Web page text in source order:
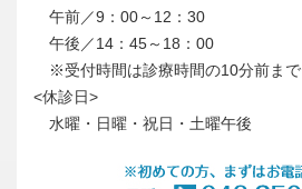
午前／9：00～12：30
午後／14：45～18：00
※受付時間は診療時間の10分前まで
<休診日>
水曜・日曜・祝日・土曜午後